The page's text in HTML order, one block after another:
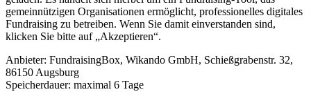
gemeinnützigen Organisationen ermöglicht, professionelles digitales
Fundraising zu betreiben. Wenn Sie damit einverstanden sind,
klicken Sie bitte auf „Akzeptieren“.
Anbieter: FundraisingBox, Wikando GmbH, Schießgrabenstr. 32,
86150 Augsburg
Speicherdauer: maximal 6 Tage